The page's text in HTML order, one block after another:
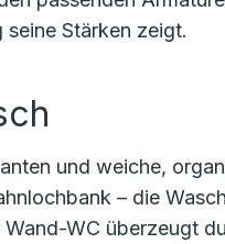
Stärken zeigt.
und weiche,
– die
WC überzeugt